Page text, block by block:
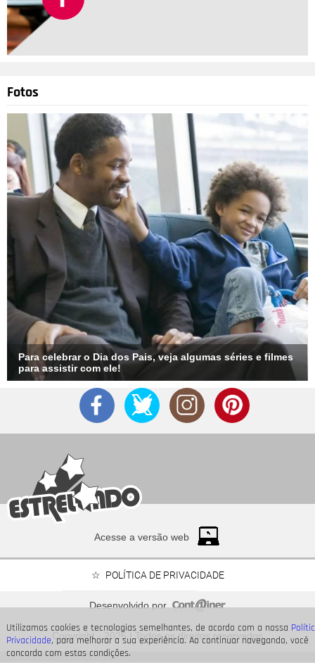
Utilizamos cookies e tecnologias semelhantes, de acordo com a nossa
Privacidade, para melhorar a sua experiência. Ao continuar navegando, você
concorda com estas condições.
Fotos
Para celebrar o Dia dos Pais, veja algumas séries e filmes
para assistir com ele!
Neymar Jr., Nicolas Prattes, Endrick... Veja os famosos
que passarão o Dia dos Pais à espera de seus bebês
Acesse a versão web
POLÍTICA DE PRIVACIDADE
Desenvolvido por
Copyright - 2026 | Todos os direitos reservados